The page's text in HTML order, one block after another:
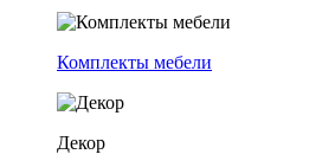
Комплекты мебели
Декор